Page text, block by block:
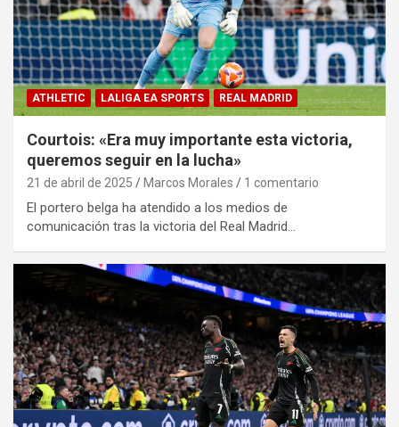
ATHLETIC LALIGA EA SPORTS REAL MADRID
Courtois: «Era muy importante esta victoria,
queremos seguir en la lucha»
21 de abril de 2025 Marcos Morales 1 comentario
El portero belga ha atendido a los medios de
comunicación tras la victoria del Real Madrid…